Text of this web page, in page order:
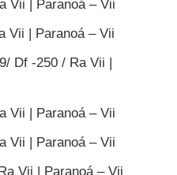
Vii | Paranoá – Vii
Vii | Paranoá – Vii
Df -250 / Ra Vii |
Vii | Paranoá – Vii
Vii | Paranoá – Vii
Vii | Paranoá – Vii